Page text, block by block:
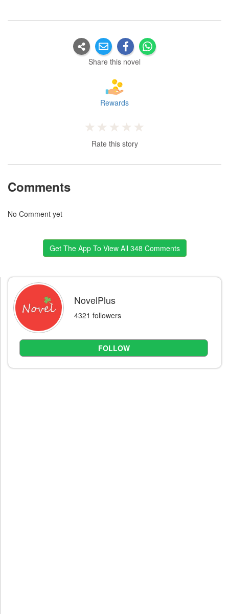
Share this novel
Rewards
Rate this story
Comments
No Comment yet
Get The App To View All 348 Comments
NovelPlus
4321 followers
FOLLOW